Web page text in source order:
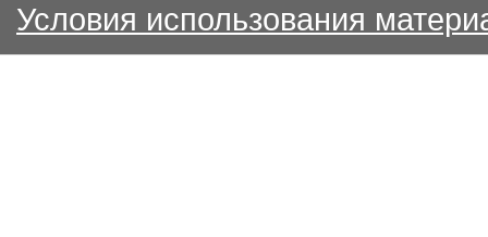
Условия использования